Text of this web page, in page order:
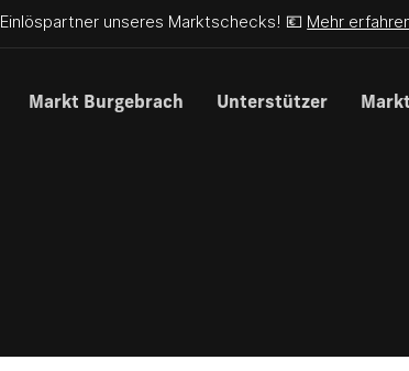
unseres Marktschecks! 💶 Mehr
Markt Burgebrach Unterstützer